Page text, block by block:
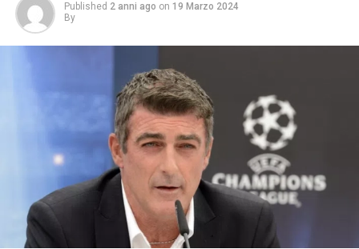
Published 2 anni ago on 19 Marzo 2024
By